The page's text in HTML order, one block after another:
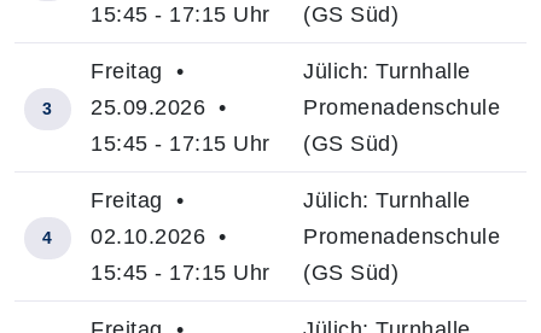
15:45 - 17:15 Uhr
(GS Süd)
3
Freitag •
25.09.2026 •
15:45 - 17:15 Uhr
Jülich: Turnhalle
Promenadenschule
(GS Süd)
4
Freitag •
02.10.2026 •
15:45 - 17:15 Uhr
Jülich: Turnhalle
Promenadenschule
(GS Süd)